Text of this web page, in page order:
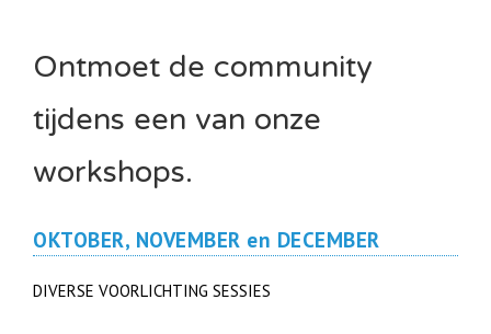
Ontmoet de community
tijdens een van onze
workshops.
OKTOBER, NOVEMBER en DECEMBER
DIVERSE VOORLICHTING SESSIES